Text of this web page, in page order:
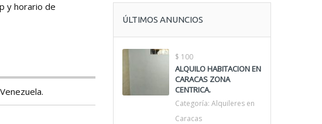
y horario de
ÚLTIMOS ANUNCIOS
$ 100
ALQUILO HABITACION EN
CARACAS ZONA
CENTRICA.
Categoría: Alquileres en
Caracas